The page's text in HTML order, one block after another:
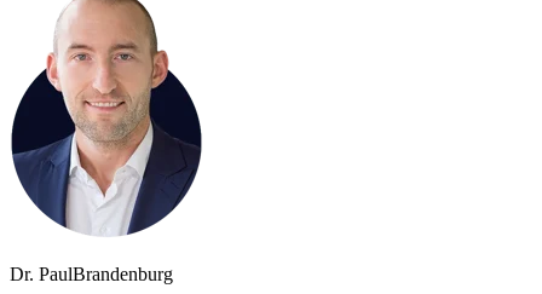
Dr. PaulBrandenburg